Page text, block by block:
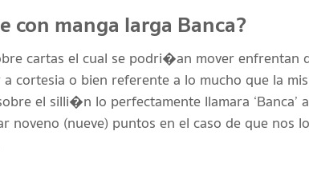
con manga larga Banca?
cartas el cual se podri�an mover enfrentan
cortesia o bien referente a lo mucho que la
el silli�n lo perfectamente llamara ‘Banca’
noveno (nueve) puntos en el caso de que nos